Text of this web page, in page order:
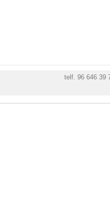
telf. 96 646 39